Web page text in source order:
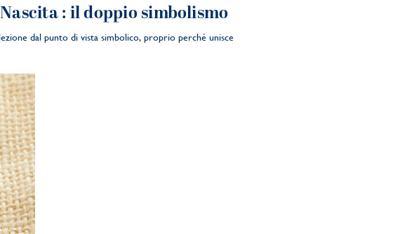
: il doppio simbolismo
dal punto di vista simbolico, proprio perché unisce